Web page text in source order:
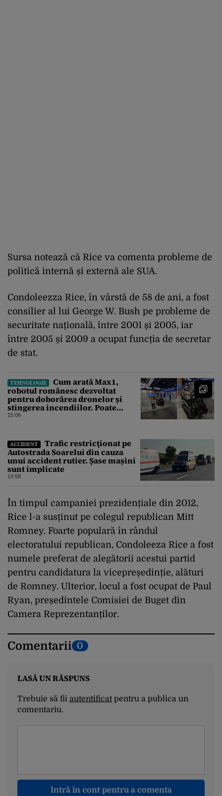
Sursa notează că Rice va comenta probleme de
politică internă și externă ale SUA.
Condoleezza Rice, în vârstă de 58 de ani, a fost
consilier al lui George W. Bush pe probleme de
securitate națională, între 2001 și 2005, iar
între 2005 și 2009 a ocupat funcția de secretar
de stat.
TEHNOLOGIE
Cum arată Max1,
robotul românesc dezvoltat
pentru doborârea dronelor și
stingerea incendiilor. Poate
transporta încărcături de până la
15:06
ACCIDENT
Trafic restricţionat pe
Autostrada Soarelui din cauza
unui accident rutier. Șase mașini
sunt implicate
14:58
În timpul campaniei prezidențiale din 2012,
Rice l-a susținut pe colegul republican Mitt
Romney. Foarte populară în rândul
electoratului republican, Condoleeza Rice a fost
numele preferat de alegătorii acestui partid
pentru candidatura la vicepreședinție, alături
de Romney. Ulterior, locul a fost ocupat de Paul
Ryan, președintele Comisiei de Buget din
Camera Reprezentanților.
Comentarii 0
LASĂ UN RĂSPUNS
Trebuie să fii autentificatpentru a publica un
comentariu.
Intră în cont pentru a comenta